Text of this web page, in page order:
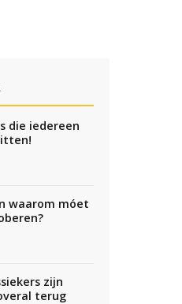
die iedereen
waarom móet
zijn
terug